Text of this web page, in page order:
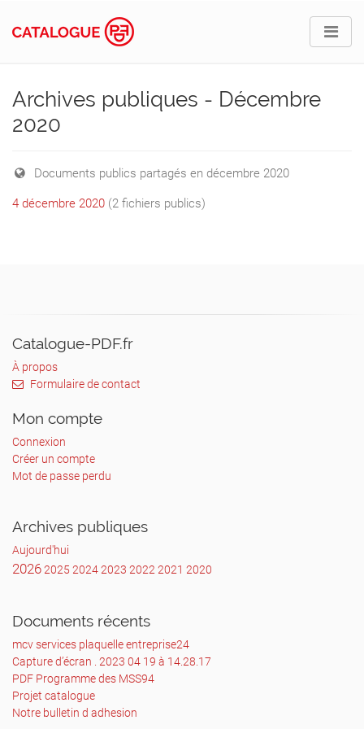
Archives publiques - Décembre
2020
Documents publics partagés en décembre 2020
4 décembre 2020 (2 fichiers publics)
Catalogue-PDF.fr
À propos
Formulaire de contact
Mon compte
Connexion
Créer un compte
Mot de passe perdu
Archives publiques
Aujourd'hui
20262025 20242023 2022 2021 2020
Documents récents
mcv services plaquelle entreprise24
Capture d’écran . 2023 04 19 à 14.28.17
PDF Programme des MSS94
Projet catalogue
Notre bulletin d adhesion